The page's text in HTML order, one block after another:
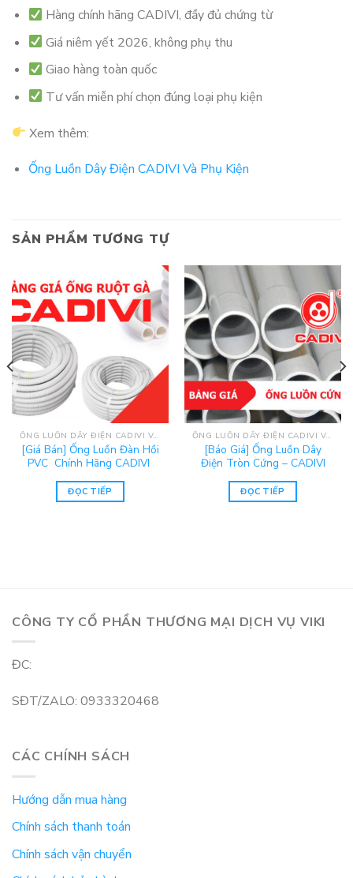
Hàng chính hãng CADIVI, đầy đủ chứng từ
Giá niêm yết 2026, không phụ thu
Giao hàng toàn quốc
Tư vấn miễn phí chọn đúng loại phụ kiện
Xem thêm:
Ống Luồn Dây Điện CADIVI Và Phụ Kiện
SẢN PHẨM TƯƠNG TỰ
ỐNG LUỒN DÂY ĐIỆN CADIVI VÀ PHỤ KIỆN
[Giá Bán] Ống Luồn Đàn Hồi
PVC Chính Hãng CADIVI
ĐỌC TIẾP
ỐNG LUỒN DÂY ĐIỆN CADIVI VÀ PHỤ KIỆN
[Báo Giá] Ống Luồn Dây
Điện Tròn Cứng – CADIVI
ĐỌC TIẾP
CÔNG TY CỔ PHẦN THƯƠNG MẠI DỊCH VỤ VIKI
ĐC:
SĐT/ZALO: 0933320468
CÁC CHÍNH SÁCH
Hướng dẫn mua hàng
Chính sách thanh toán
Chính sách vận chuyển